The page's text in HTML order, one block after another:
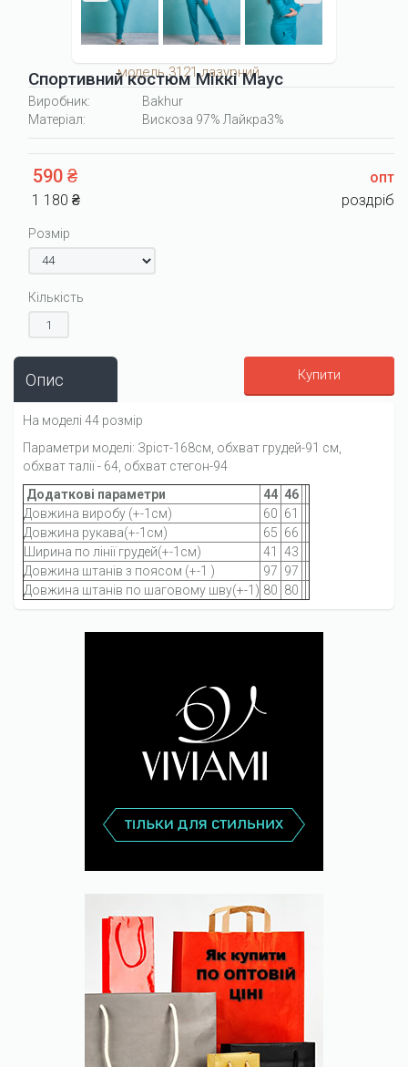
Спортивний костюм Міккі Маус
модель 3121 лазурний
Виробник:
Bakhur
Матеріал:
Вискоза 97% Лайкра3%
590 ₴
опт
1 180 ₴
роздріб
Розмір
Кількість
Купити
Опис
На моделі 44 розмір
Параметри моделі: Зріст-168см, обхват грудей-91 см,
обхват талії - 64, обхват стегон-94
Додаткові параметри
44 46
Довжина виробу (+-1см)
60 61
Довжина рукава(+-1см)
65 66
Ширина по лінії грудей(+-1см)
41
43
Довжина штанів з поясом (+-1 )
97 97
Довжина штанів по шаговому шву(+-1) 80 80